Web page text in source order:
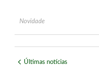
Novidade
Últimas notícias